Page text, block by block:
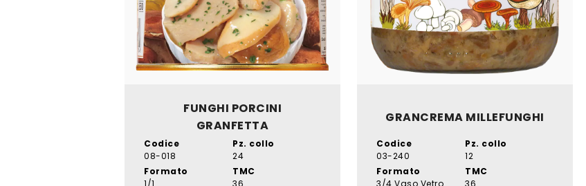
FUNGHI PORCINI
GRANFETTA
Codice
08-018
Pz. collo
24
Formato
1/1
TMC
36
GRANCREMA MILLEFUNGHI
Codice
03-240
Pz. collo
12
Formato
3/4 Vaso Vetro
TMC
36